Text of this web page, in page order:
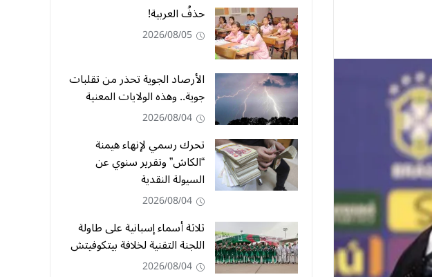
حذفُ العربية!
2026/08/05
الأرصاد الجوية تحذر من تقلبات
جوية.. وهذه الولايات المعنية
2026/08/04
تحرك رسمي لإنهاء هيمنة
“الكاش” وتقرير سنوي عن
السيولة النقدية
2026/08/04
ثلاثة أسماء إسبانية على طاولة
اللجنة التقنية لخلافة بيتكوفيتش
2026/08/04